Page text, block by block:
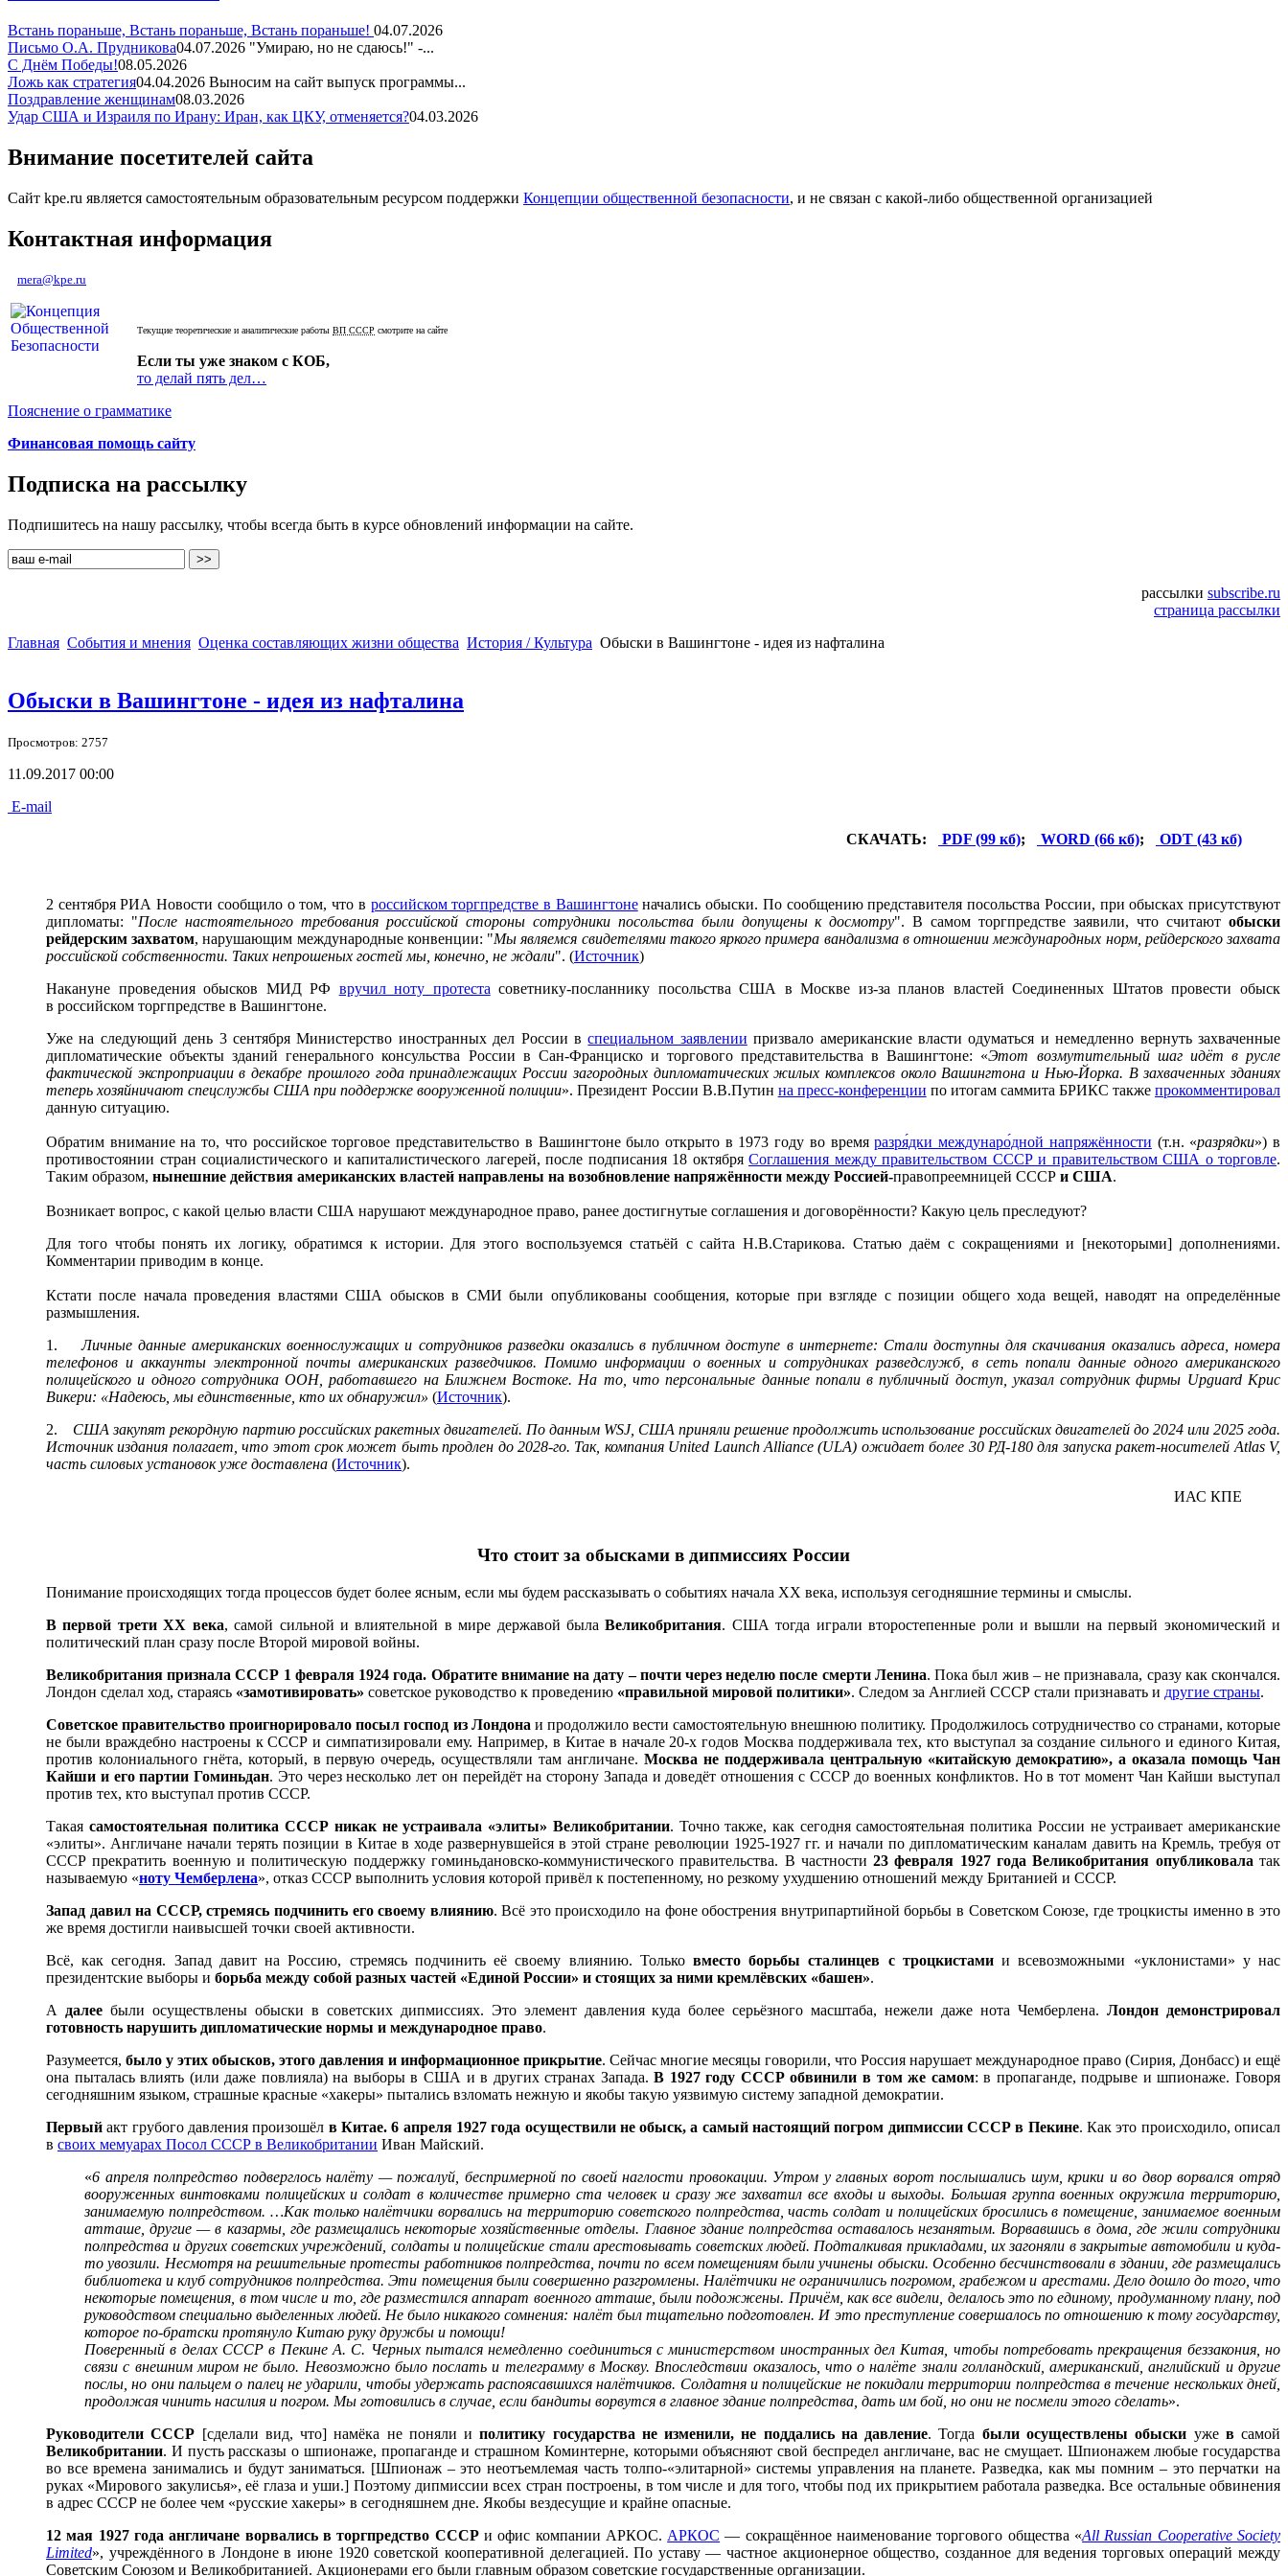
Встань пораньше, Встань пораньше, Встань пораньше! 04.07.2026
Письмо О.А. Прудникова04.07.2026 "Умираю, но не сдаюсь!" -...
С Днём Победы!08.05.2026
Ложь как стратегия04.04.2026 Выносим на сайт выпуск программы...
Поздравление женщинам08.03.2026
Удар США и Израиля по Ирану: Иран, как ЦКУ, отменяется?04.03.2026
Внимание посетителей сайта
Сайт kpe.ru является самостоятельным образовательным ресурсом поддержки Концепции общественной безопасности, и не связан с какой-либо общественной организацией
Контактная информация
mera@kpe.ru
Текущие теоретические и аналитические работы ВП СССР смотрите на сайте
Если ты уже знаком с КОБ,
то делай пять дел…
Пояснение о грамматике
Финансовая помощь сайту
Подписка на рассылку
Подпишитесь на нашу рассылку, чтобы всегда быть в курсе обновлений информации на сайте.
рассылки subscribe.ru
страница рассылки
Главная События и мнения Оценка составляющих жизни общества История / Культура Обыски в Вашингтоне - идея из нафталина
Обыски в Вашингтоне - идея из нафталина
Просмотров: 2757
11.09.2017 00:00
E-mail
СКАЧАТЬ:
PDF (99 кб); WORD (66 кб); ODT (43 кб)
2 сентября РИА Новости сообщило о том, что в российском торгпредстве в Вашингтоненачались обыски. По сообщению представителя посольства России, при обысках присутствуют
дипломаты: "После настоятельного требования российской стороны сотрудники посольства были допущены к досмотру". В самом торгпредстве заявили, что считаютобыски
рейдерским захватом, нарушающим международные конвенции: "Мы являемся свидетелями такого яркого примера вандализма в отношении международных норм, рейдерского захвата
российской собственности. Таких непрошеных гостей мы, конечно, не ждали". (Источник)
Накануне проведения обысков МИД РФ вручил ноту протеста советнику-посланнику посольства США в Москве из-за планов властей Соединенных Штатов провести обыск
в российском торгпредстве в Вашингтоне.
Уже на следующий день 3 сентября Министерство иностранных дел России вспециальном заявлении призвало американские власти одуматься и немедленно вернуть захваченные
дипломатические объекты зданий генерального консульства России в Сан-Франциско и торгового представительства в Вашингтоне: «Этот возмутительный шаг идёт в русле
фактической экспроприации в декабре прошлого года принадлежащих России загородных дипломатических жилых комплексов около Вашингтона и Нью-Йорка. В захваченных зданиях
теперь хозяйничают спецслужбы США при поддержке вооруженной полиции». Президент России В.В.Путин на пресс-конференции по итогам саммита БРИКС такжепрокомментировал
данную ситуацию.
Обратим внимание на то, что российское торговое представительство в Вашингтоне было открыто в 1973 году во времяразря́дки междунаро́дной напряжённости (т.н. «разрядки») в
противостоянии стран социалистического и капиталистического лагерей, после подписания 18 октября Соглашения между правительством СССР и правительством США о торговле.
Таким образом, нынешние действия американских властей направлены на возобновление напряжённости между Россией-правопреемницей СССР и США.
Возникает вопрос, с какой целью власти США нарушают международное право, ранее достигнутые соглашения и договорённости? Какую цель преследуют?
Для того чтобы понять их логику, обратимся к истории. Для этого воспользуемся статьёй с сайта Н.В.Старикова. Статью даём с сокращениями и [некоторыми] дополнениями.
Комментарии приводим в конце.
Кстати после начала проведения властями США обысков в СМИ были опубликованы сообщения, которые при взгляде с позиции общего хода вещей, наводят на определённые
размышления.
1.Личные данные американских военнослужащих и сотрудников разведки оказались в публичном доступе в интернете: Стали доступны для скачивания оказались адреса, номера
телефонов и аккаунты электронной почты американских разведчиков. Помимо информации о военных и сотрудниках разведслужб, в сеть попали данные одного американского
полицейского и одного сотрудника ООН, работавшего на Ближнем Востоке. На то, что персональные данные попали в публичный доступ, указал сотрудник фирмы Upguard Крис
Викери: «Надеюсь, мы единственные, кто их обнаружил» (Источник).
2. США закупят рекордную партию российских ракетных двигателей. По данным WSJ, США приняли решение продолжить использование российских двигателей до 2024 или 2025 года.
Источник издания полагает, что этот срок может быть продлен до 2028-го. Так, компания United Launch Alliance (ULA) ожидает более 30 РД-180 для запуска ракет-носителей Atlas V,
часть силовых установок уже доставлена (Источник).
ИАС КПЕ
Что стоит за обысками в дипмиссиях России
Понимание происходящих тогда процессов будет более ясным, если мы будем рассказывать о событиях начала ХХ века, используя сегодняшние термины и смыслы.
В первой трети ХХ века, самой сильной и влиятельной в мире державой былаВеликобритания. США тогда играли второстепенные роли и вышли на первый экономический и
политический план сразу после Второй мировой войны.
Великобритания признала СССР 1 февраля 1924 года. Обратите внимание на дату – почти через неделю после смерти Ленина. Пока был жив – не признавала, сразу как скончался.
Лондон сделал ход, стараясь «замотивировать» советское руководство к проведению «правильной мировой политики». Следом за Англией СССР стали признавать и другие страны.
Советское правительство проигнорировало посыл господ из Лондона и продолжило вести самостоятельную внешнюю политику. Продолжилось сотрудничество со странами, которые
не были враждебно настроены к СССР и симпатизировали ему. Например, в Китае в начале 20-х годов Москва поддерживала тех, кто выступал за создание сильного и единого Китая,
против колониального гнёта, который, в первую очередь, осуществляли там англичане. Москва не поддерживала центральную «китайскую демократию», а оказала помощь Чан
Кайши и его партии Гоминьдан. Это через несколько лет он перейдёт на сторону Запада и доведёт отношения с СССР до военных конфликтов. Но в тот момент Чан Кайши выступал
против тех, кто выступал против СССР.
Такая самостоятельная политика СССР никак не устраивала «элиты» Великобритании. Точно также, как сегодня самостоятельная политика России не устраивает американские
«элиты». Англичане начали терять позиции в Китае в ходе развернувшейся в этой стране революции 1925-1927 гг. и начали по дипломатическим каналам давить на Кремль, требуя от
СССР прекратить военную и политическую поддержку гоминьдановско-коммунистического правительства. В частности23 февраля 1927 года Великобритания опубликовала так
называемую «ноту Чемберлена», отказ СССР выполнить условия которой привёл к постепенному, но резкому ухудшению отношений между Британией и СССР.
Запад давил на СССР, стремясь подчинить его своему влиянию. Всё это происходило на фоне обострения внутрипартийной борьбы в Советском Союзе, где троцкисты именно в это
же время достигли наивысшей точки своей активности.
Всё, как сегодня. Запад давит на Россию, стремясь подчинить её своему влиянию. Только вместо борьбы сталинцев с троцкистамии всевозможными «уклонистами» у нас
президентские выборы и борьба между собой разных частей «Единой России» и стоящих за ними кремлёвских «башен».
А далеебыли осуществлены обыски в советских дипмиссиях. Это элемент давления куда более серьёзного масштаба, нежели даже нота Чемберлена.Лондон демонстрировал
готовность нарушить дипломатические нормы и международное право.
Разумеется, было у этих обысков, этого давления и информационное прикрытие. Сейчас многие месяцы говорили, что Россия нарушает международное право (Сирия, Донбасс) и ещё
она пыталась влиять (или даже повлияла) на выборы в США и в других странах Запада.В 1927 году СССР обвинили в том же самом: в пропаганде, подрыве и шпионаже. Говоря
сегодняшним языком, страшные красные «хакеры» пытались взломать нежную и якобы такую уязвимую систему западной демократии.
Первый акт грубого давления произошёл в Китае. 6 апреля 1927 года осуществили не обыск, а самый настоящий погром дипмиссии СССР в Пекине. Как это происходило, описал
в своих мемуарах Посол СССР в Великобритании Иван Майский.
«6 апреля полпредство подверглось налёту — пожалуй, беспримерной по своей наглости провокации. Утром у главных ворот послышались шум, крики и во двор ворвался отряд
вооруженных винтовками полицейских и солдат в количестве примерно ста человек и сразу же захватил все входы и выходы. Большая группа военных окружила территорию,
занимаемую полпредством. …Как только налётчики ворвались на территорию советского полпредства, часть солдат и полицейских бросились в помещение, занимаемое военным
атташе, другие — в казармы, где размещались некоторые хозяйственные отделы. Главное здание полпредства оставалось незанятым. Ворвавшись в дома, где жили сотрудники
полпредства и других советских учреждений, солдаты и полицейские стали арестовывать советских людей. Подталкивая прикладами, их загоняли в закрытые автомобили и куда-
то увозили. Несмотря на решительные протесты работников полпредства, почти по всем помещениям были учинены обыски. Особенно бесчинствовали в здании, где размещались
библиотека и клуб сотрудников полпредства. Эти помещения были совершенно разгромлены. Налётчики не ограничились погромом, грабежом и арестами. Дело дошло до того, что
некоторые помещения, в том числе и то, где разместился аппарат военного атташе, были подожжены. Причём, как все видели, делалось это по единому, продуманному плану, под
руководством специально выделенных людей. Не было никакого сомнения: налёт был тщательно подготовлен. И это преступление совершалось по отношению к тому государству,
которое по-братски протянуло Китаю руку дружбы и помощи!
Поверенный в делах СССР в Пекине А. С. Черных пытался немедленно соединиться с министерством иностранных дел Китая, чтобы потребовать прекращения беззакония, но
связи с внешним миром не было. Невозможно было послать и телеграмму в Москву. Впоследствии оказалось, что о налёте знали голландский, американский, английский и другие
послы, но они пальцем о палец не ударили, чтобы удержать распоясавшихся налётчиков. Солдатня и полицейские не покидали территории полпредства в течение нескольких дней,
продолжая чинить насилия и погром. Мы готовились в случае, если бандиты ворвутся в главное здание полпредства, дать им бой, но они не посмели этого сделать».
Руководители СССР [сделали вид, что] намёка не поняли иполитику государства не изменили, не поддались на давление. Тогда были осуществлены обыски уже всамой
Великобритании. И пусть рассказы о шпионаже, пропаганде и страшном Коминтерне, которыми объясняют свой беспредел англичане, вас не смущает. Шпионажем любые государства
во все времена занимались и будут заниматься. [Шпионаж – это неотъемлемая часть толпо-«элитарной» системы управления на планете. Разведка, как мы помним – это перчатки на
руках «Мирового закулисья», её глаза и уши.] Поэтому дипмиссии всех стран построены, в том числе и для того, чтобы под их прикрытием работала разведка. Все остальные обвинения
в адрес СССР не более чем «русские хакеры» в сегодняшнем дне. Якобы вездесущие и крайне опасные.
12 мая 1927 года англичане ворвались в торгпредство СССРи офис компании АРКОС. АРКОС — сокращённое наименование торгового общества «All Russian Cooperative Society
Limited», учреждённого в Лондоне в июне 1920 советской кооперативной делегацией. По уставу — частное акционерное общество, созданное для ведения торговых операций между
Советским Союзом и Великобританией. Акционерами его были главным образом советские государственные организации.